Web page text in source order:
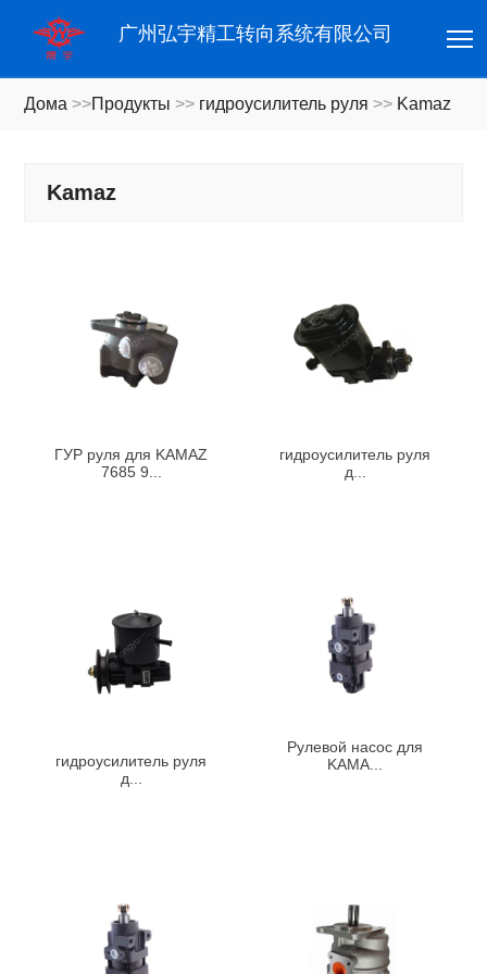
广州弘宇精工转向系统有限公司
Дома >>Продукты >> гидроусилитель руля >> Kamaz
Kamaz
ГУР руля для KAMAZ
7685 9...
гидроусилитель руля
д...
гидроусилитель руля
д...
Рулевой насос для
KAMA...